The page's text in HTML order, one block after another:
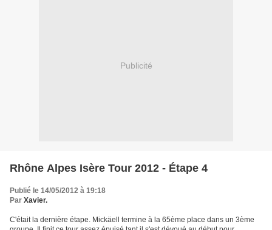
Publicité
Rhône Alpes Isère Tour 2012 - Étape 4
Publié le 14/05/2012 à 19:18
Par Xavier.
C'était la dernière étape. Mickäell termine à la 65ème place dans un 3ème